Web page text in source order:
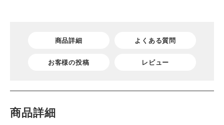
商品詳細 よくある質問
お客様の投稿 レビュー
商品詳細